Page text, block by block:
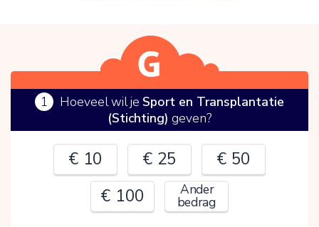
1 Hoeveel wil je Sport en Transplantatie
(Stichting) geven?
€ 10 € 25
€ 50
€ 100
Ander
bedrag